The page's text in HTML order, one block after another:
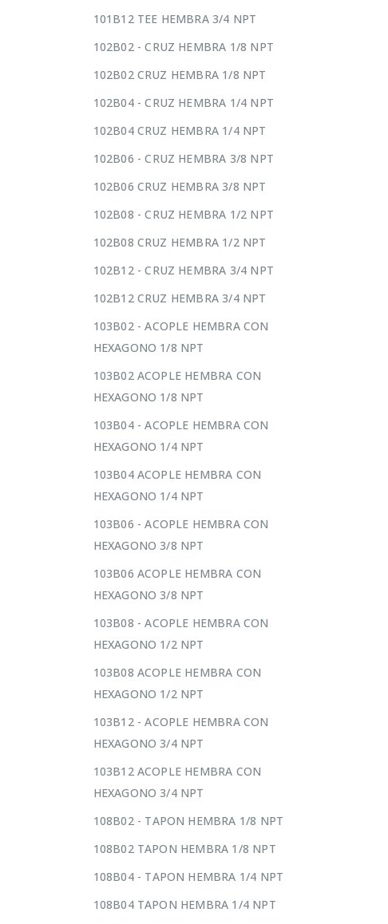
101B12 TEE HEMBRA 3/4 NPT
102B02 - CRUZ HEMBRA 1/8 NPT
102B02 CRUZ HEMBRA 1/8 NPT
102B04 - CRUZ HEMBRA 1/4 NPT
102B04 CRUZ HEMBRA 1/4 NPT
102B06 - CRUZ HEMBRA 3/8 NPT
102B06 CRUZ HEMBRA 3/8 NPT
102B08 - CRUZ HEMBRA 1/2 NPT
102B08 CRUZ HEMBRA 1/2 NPT
102B12 - CRUZ HEMBRA 3/4 NPT
102B12 CRUZ HEMBRA 3/4 NPT
103B02 - ACOPLE HEMBRA CON
HEXAGONO 1/8 NPT
103B02 ACOPLE HEMBRA CON
HEXAGONO 1/8 NPT
103B04 - ACOPLE HEMBRA CON
HEXAGONO 1/4 NPT
103B04 ACOPLE HEMBRA CON
HEXAGONO 1/4 NPT
103B06 - ACOPLE HEMBRA CON
HEXAGONO 3/8 NPT
103B06 ACOPLE HEMBRA CON
HEXAGONO 3/8 NPT
103B08 - ACOPLE HEMBRA CON
HEXAGONO 1/2 NPT
103B08 ACOPLE HEMBRA CON
HEXAGONO 1/2 NPT
103B12 - ACOPLE HEMBRA CON
HEXAGONO 3/4 NPT
103B12 ACOPLE HEMBRA CON
HEXAGONO 3/4 NPT
108B02 - TAPON HEMBRA 1/8 NPT
108B02 TAPON HEMBRA 1/8 NPT
108B04 - TAPON HEMBRA 1/4 NPT
108B04 TAPON HEMBRA 1/4 NPT